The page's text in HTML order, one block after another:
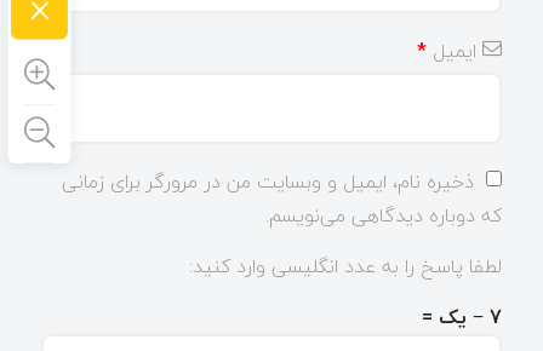
ایمیل *
ذخیره نام، ایمیل و وبسایت من در مرورگر برای زمانی
که دوباره دیدگاهی می‌نویسم.
لطفا پاسخ را به عدد انگلیسی وارد کنید:
7 − یک =